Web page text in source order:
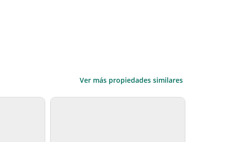
Ver más propiedades similares